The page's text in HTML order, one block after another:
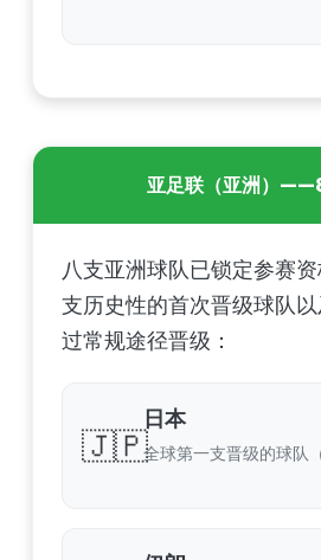
亚足联（亚洲）
八支亚洲球队已锁定参赛
支历史性的首次晋级球队
过常规途径晋级：
🇯🇵
日本
全球第一支晋级的球队